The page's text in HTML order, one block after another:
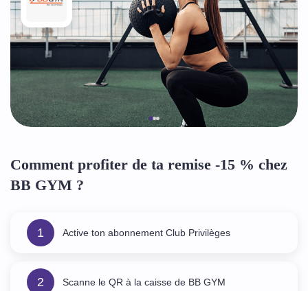
Comment profiter de ta remise -15 % chez
BB GYM ?
1 Active ton abonnement Club Privilèges
2 Scanne le QR à la caisse de BB GYM